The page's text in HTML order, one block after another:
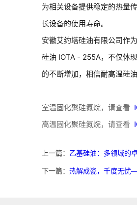
为相关设备提供稳定的热量
长设备的使用寿命。
安徽艾约塔硅油有限公司作
硅油 IOTA - 255A，不仅体
的不断增加，相信耐高温硅
室温固化聚硅氮烷，请查看
高温固化聚硅氮烷，请查看
上一篇： 乙基硅油：多领域的
下一篇： 热解成瓷，千度无忧